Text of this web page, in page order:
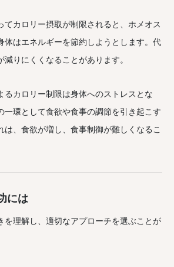
てカロリー摂取が制限されると、ホメオス
体はエネルギーを節約しようとします。代
りにくくなることがあります。
るカロリー制限は身体へのストレスとな
一環として食欲や食事の調節を引き起こす
は、食欲が増し、食事制御が難しくなるこ
には
を理解し、適切なアプローチを選ぶことが